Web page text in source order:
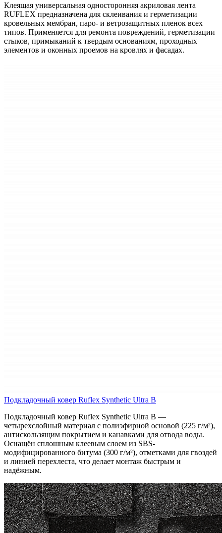
Клеящая универсальная односторонняя акриловая лента
RUFLEX предназначена для склеивания и герметизации
кровельных мембран, паро- и ветрозащитных пленок всех
типов. Применяется для ремонта повреждений, герметизации
стыков, примыканий к твердым основаниям, проходных
элементов и оконных проемов на кровлях и фасадах.
Подкладочный ковер Ruflex Synthetic Ultra B
Подкладочный ковер Ruflex Synthetic Ultra B —
четырехслойный материал с полиэфирной основой (225 г/м²),
антискользящим покрытием и канавками для отвода воды.
Оснащён сплошным клеевым слоем из SBS-
модифицированного битума (300 г/м²), отметками для гвоздей
и линией перехлеста, что делает монтаж быстрым и
надёжным.